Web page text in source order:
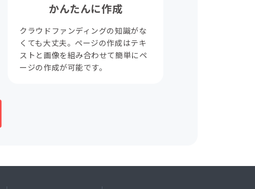
かんたんに作成
クラウドファンディングの知識がな
くても大丈夫。ページの作成はテキ
ストと画像を組み合わせて簡単にペ
ージの作成が可能です。